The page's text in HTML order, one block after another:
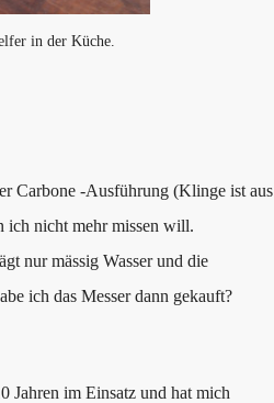
in der Küche.
Carbone -Ausführung (Klinge ist aus
ich nicht mehr missen will.
nur mässig Wasser und die
ich das Messer dann gekauft?
Jahren im Einsatz und hat mich